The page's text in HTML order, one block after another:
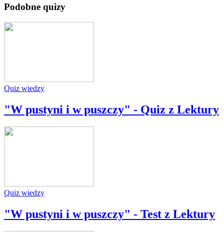
Podobne quizy
Quiz wiedzy
"W pustyni i w puszczy" - Quiz z Lektury
Quiz wiedzy
"W pustyni i w puszczy" - Test z Lektury